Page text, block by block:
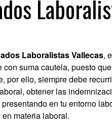
Laboralistas Vallecas,
suma cautela, puesto
por ello, siempre debe
obtener las
en tu entorno
materia laboral.